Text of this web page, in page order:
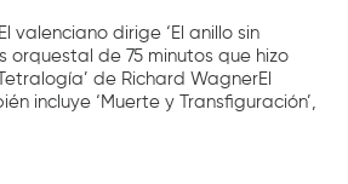
valenciano dirige ‘El anillo sin
orquestal de 75 minutos que hizo
de Richard WagnerEl
incluye ‘Muerte y Transfiguración’,